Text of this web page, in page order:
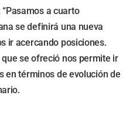
a cuarto
se definirá una nueva
ir acercando posiciones.
se ofreció nos permite ir
en términos de evolución de